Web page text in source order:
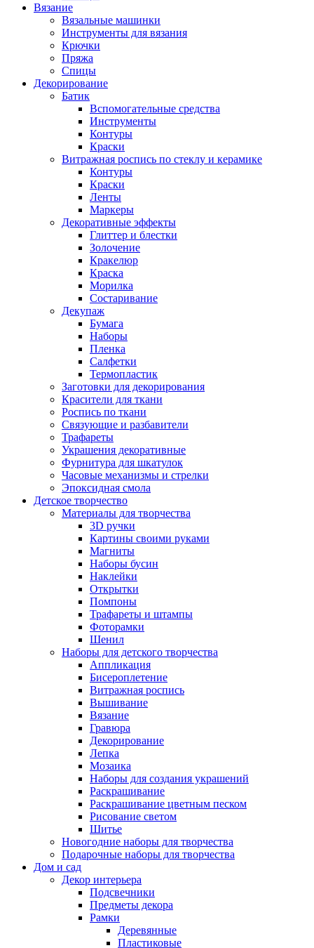
Вязание
Вязальные машинки
Инструменты для вязания
Крючки
Пряжа
Спицы
Декорирование
Батик
Вспомогательные средства
Инструменты
Контуры
Краски
Витражная роспись по стеклу и керамике
Контуры
Краски
Ленты
Маркеры
Декоративные эффекты
Глиттер и блестки
Золочение
Кракелюр
Краска
Морилка
Состаривание
Декупаж
Бумага
Наборы
Пленка
Салфетки
Термопластик
Заготовки для декорирования
Красители для ткани
Роспись по ткани
Связующие и разбавители
Трафареты
Украшения декоративные
Фурнитура для шкатулок
Часовые механизмы и стрелки
Эпоксидная смола
Детское творчество
Материалы для творчества
3D ручки
Картины своими руками
Магниты
Наборы бусин
Наклейки
Открытки
Помпоны
Трафареты и штампы
Фоторамки
Шенил
Наборы для детского творчества
Аппликация
Бисероплетение
Витражная роспись
Вышивание
Вязание
Гравюра
Декорирование
Лепка
Мозаика
Наборы для создания украшений
Раскрашивание
Раскрашивание цветным песком
Рисование светом
Шитье
Новогодние наборы для творчества
Подарочные наборы для творчества
Дом и сад
Декор интерьера
Подсвечники
Предметы декора
Рамки
Деревянные
Пластиковые